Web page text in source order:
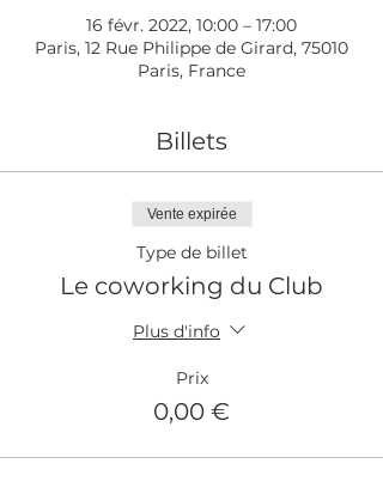
16 févr. 2022, 10:00 – 17:00
Paris, 12 Rue Philippe de Girard, 75010
Paris, France
Billets
Vente expirée
Type de billet
Le coworking du Club
Plus d'info
Prix
0,00 €